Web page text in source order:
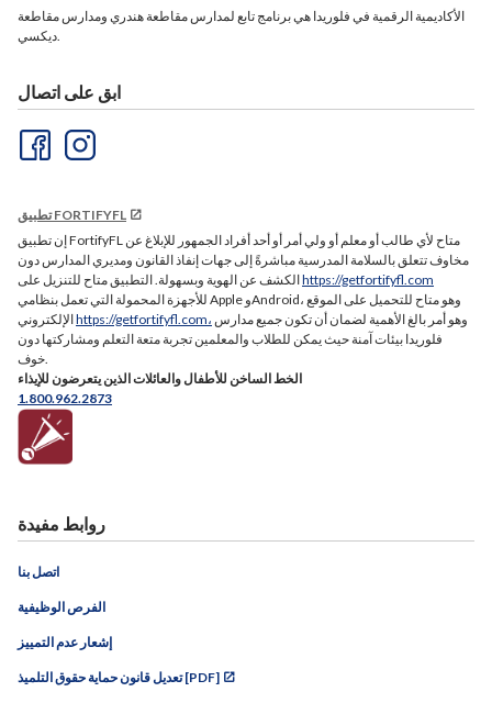
الأكاديمية الرقمية في فلوريدا هي برنامج تابع لمدارس مقاطعة هندري ومدارس مقاطعة
ديكسي.
ابق على اتصال
تطبيق FORTIFYFL
إن تطبيق FortifyFL متاح لأي طالب أو معلم أو ولي أمر أو أحد أفراد الجمهور للإبلاغ عن
مخاوف تتعلق بالسلامة المدرسية مباشرةً إلى جهات إنفاذ القانون ومديري المدارس دون
https://getfortifyfl.com
للأجهزة المحمولة التي تعمل بنظامي Apple وAndroid، وهو متاح للتحميل على الموقع
https://getfortifyfl.com،
فلوريدا بيئات آمنة حيث يمكن للطلاب والمعلمين تجربة متعة التعلم ومشاركتها دون
خوف.
الخط الساخن للأطفال والعائلات الذين يتعرضون للإيذاء
1.800.962.2873
روابط مفيدة
اتصل بنا
الفرص الوظيفية
إشعار عدم التمييز
تعديل قانون حماية حقوق التلميذ [PDF]